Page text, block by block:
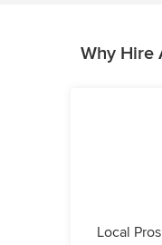
Why Hire
Local